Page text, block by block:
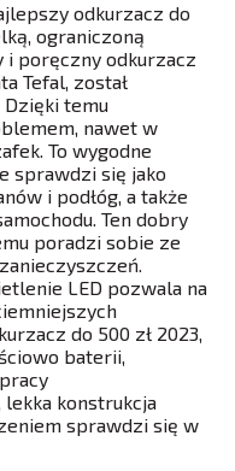
odkurzacz do
ograniczoną
poręczny odkurzacz
Tefal, został
Dzięki temu
nawet w
To wygodne
sprawdzi się jako
i podłóg, a także
Ten dobry
poradzi sobie ze
LED pozwala na
do 500 zł 2023,
baterii,
konstrukcja
sprawdzi się w